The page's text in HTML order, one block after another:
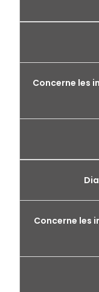
Concerne les
Concerne les